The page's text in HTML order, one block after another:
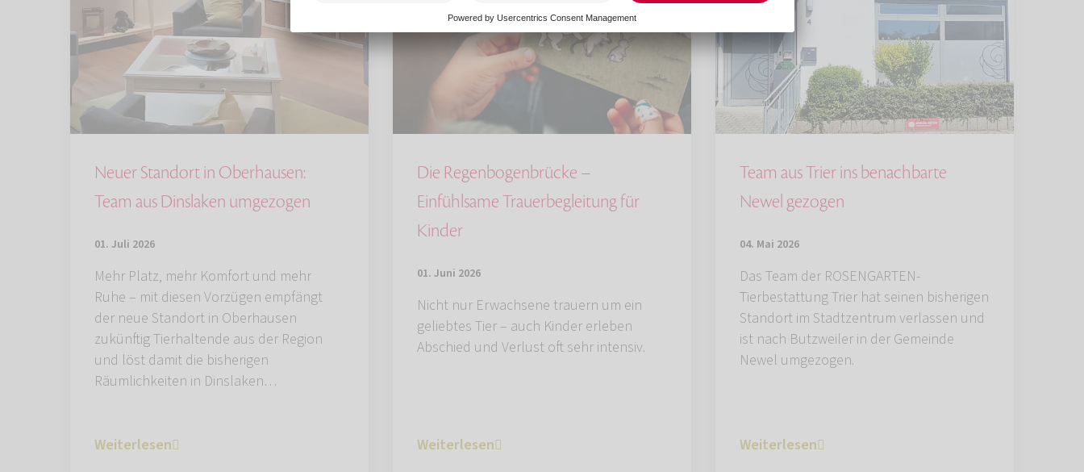
Neuer Standort in Oberhausen:
Team aus Dinslaken umgezogen
01. Juli 2026
Mehr Platz, mehr Komfort und mehr
Ruhe – mit diesen Vorzügen empfängt
der neue Standort in Oberhausen
zukünftig Tierhaltende aus der Region
und löst damit die bisherigen
Räumlichkeiten in Dinslaken…
Weiterlesen
Die Regenbogenbrücke –
Einfühlsame Trauerbegleitung für
Kinder
01. Juni 2026
Nicht nur Erwachsene trauern um ein
geliebtes Tier – auch Kinder erleben
Abschied und Verlust oft sehr intensiv.
Weiterlesen
Team aus Trier ins benachbarte
Newel gezogen
04. Mai 2026
Das Team der ROSENGARTEN-
Tierbestattung Trier hat seinen bisherigen
Standort im Stadtzentrum verlassen und
ist nach Butzweiler in der Gemeinde
Newel umgezogen.
Weiterlesen